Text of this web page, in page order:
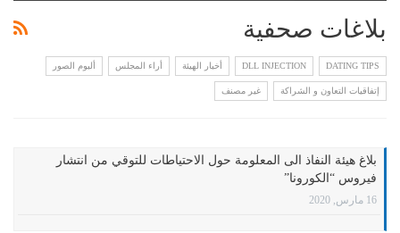
بلاغات صحفية
DATING TIPS
DLL INJECTION أخبار الهيئة أراء المجلس ألبوم الصور
إتفاقيات التعاون و الشراكة غير مصنف
بلاغ هيئة النفاذ الى المعلومة حول الاحتياطات للتوقي من انتشار
فيروس “الكورونا”
16 مارس, 2020